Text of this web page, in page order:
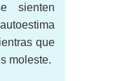
sienten
que
moleste.